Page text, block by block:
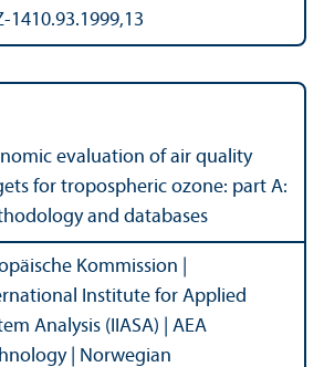
1410.93.1999,13
evaluation of air quality
for tropospheric ozone: part A:
and databases
Kommission |
Institute for Applied
Analysis (IIASA) | AEA
| Norwegian